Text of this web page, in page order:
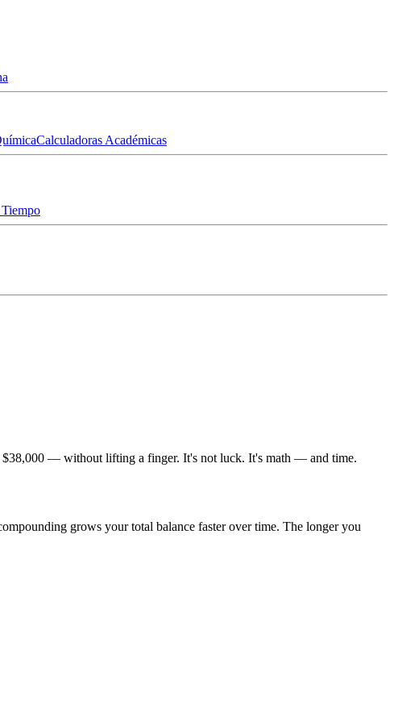
Calculadoras Académicas
$38,000 — without lifting a finger. It's not luck. It's math — and time.
grows your total balance faster over time. The longer you